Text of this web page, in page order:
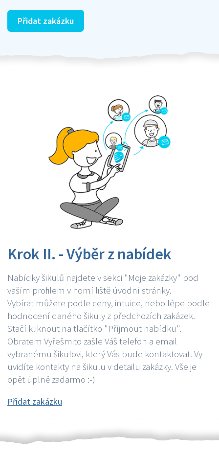
Přidat zakázku
Krok II. - Výběr z nabídek
Nabídky šikulů najdete v sekci "Moje zakázky" pod
vaším profilem v horní liště úvodní stránky.
Vybírat můžete podle ceny, intuice, nebo lépe podle
hodnocení daného šikuly z předchozích zakázek.
Stačí kliknout na tlačítko "Příjmout nabídku".
Obratem Vyřešmito zašle Váš telefon a email
vybranému šikulovi, který Vás bude kontaktovat. Vy
uvidíte kontakty na šikulu v detailu zakázky. Vše je
opět úplně zadarmo :-)
Přidat zakázku